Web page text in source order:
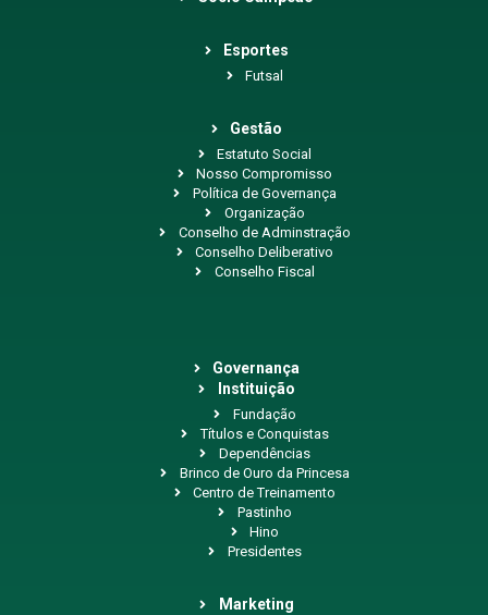
Esportes
Futsal
Gestão
Estatuto Social
Nosso Compromisso
Política de Governança
Organização
Conselho de Adminstração
Conselho Deliberativo
Conselho Fiscal
Governança
Instituição
Fundação
Títulos e Conquistas
Dependências
Brinco de Ouro da Princesa
Centro de Treinamento
Pastinho
Hino
Presidentes
Marketing